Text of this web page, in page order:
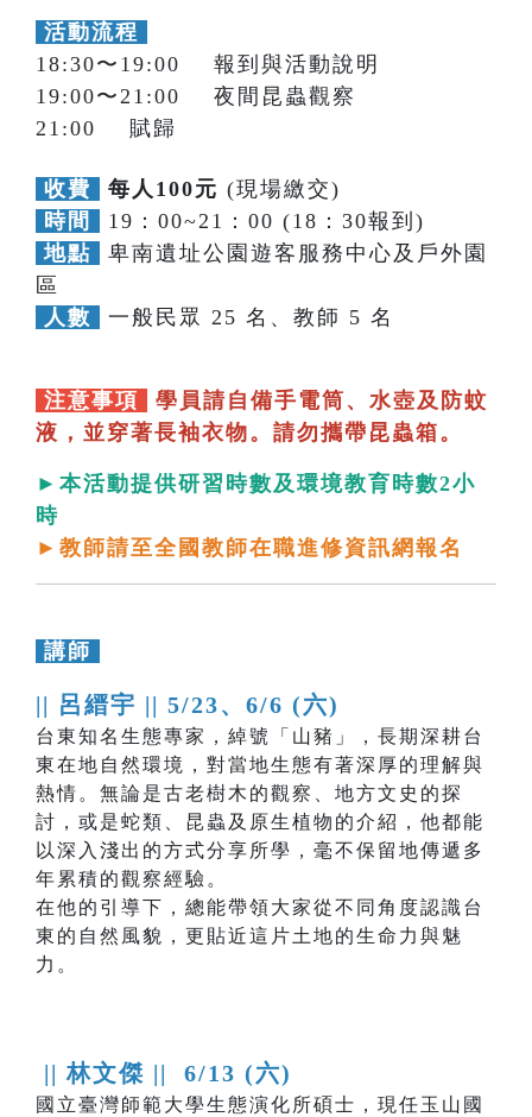
活動流程
18:30〜19:00 報到與活動說明
19:00〜21:00 夜間昆蟲觀察
21:00 賦歸
收費 每人100元 (現場繳交)
時間
19：00~21：00 (18：30報到)
地點
卑南遺址公園遊客服務中心及戶外園
區
人數
一般民眾 25 名、教師 5 名
注意事項
學員請自備手電筒、水壺及防蚊
液，並穿著長袖衣物。請勿攜帶昆蟲箱。
►本活動提供研習時數及環境教育時數2小
時
►教師請至全國教師在職進修資訊網報名
講師
|| 呂縉宇 || 5/23、6/6 (六)
台東知名生態專家，綽號「山豬」，長期深耕台
東在地自然環境，對當地生態有著深厚的理解與
熱情。無論是古老樹木的觀察、地方文史的探
討，或是蛇類、昆蟲及原生植物的介紹，他都能
以深入淺出的方式分享所學，毫不保留地傳遞多
年累積的觀察經驗。
在他的引導下，總能帶領大家從不同角度認識台
東的自然風貌，更貼近這片土地的生命力與魅
力。
|| 林文傑 || 6/13 (六)
國立臺灣師範大學生態演化所碩士，現任玉山國